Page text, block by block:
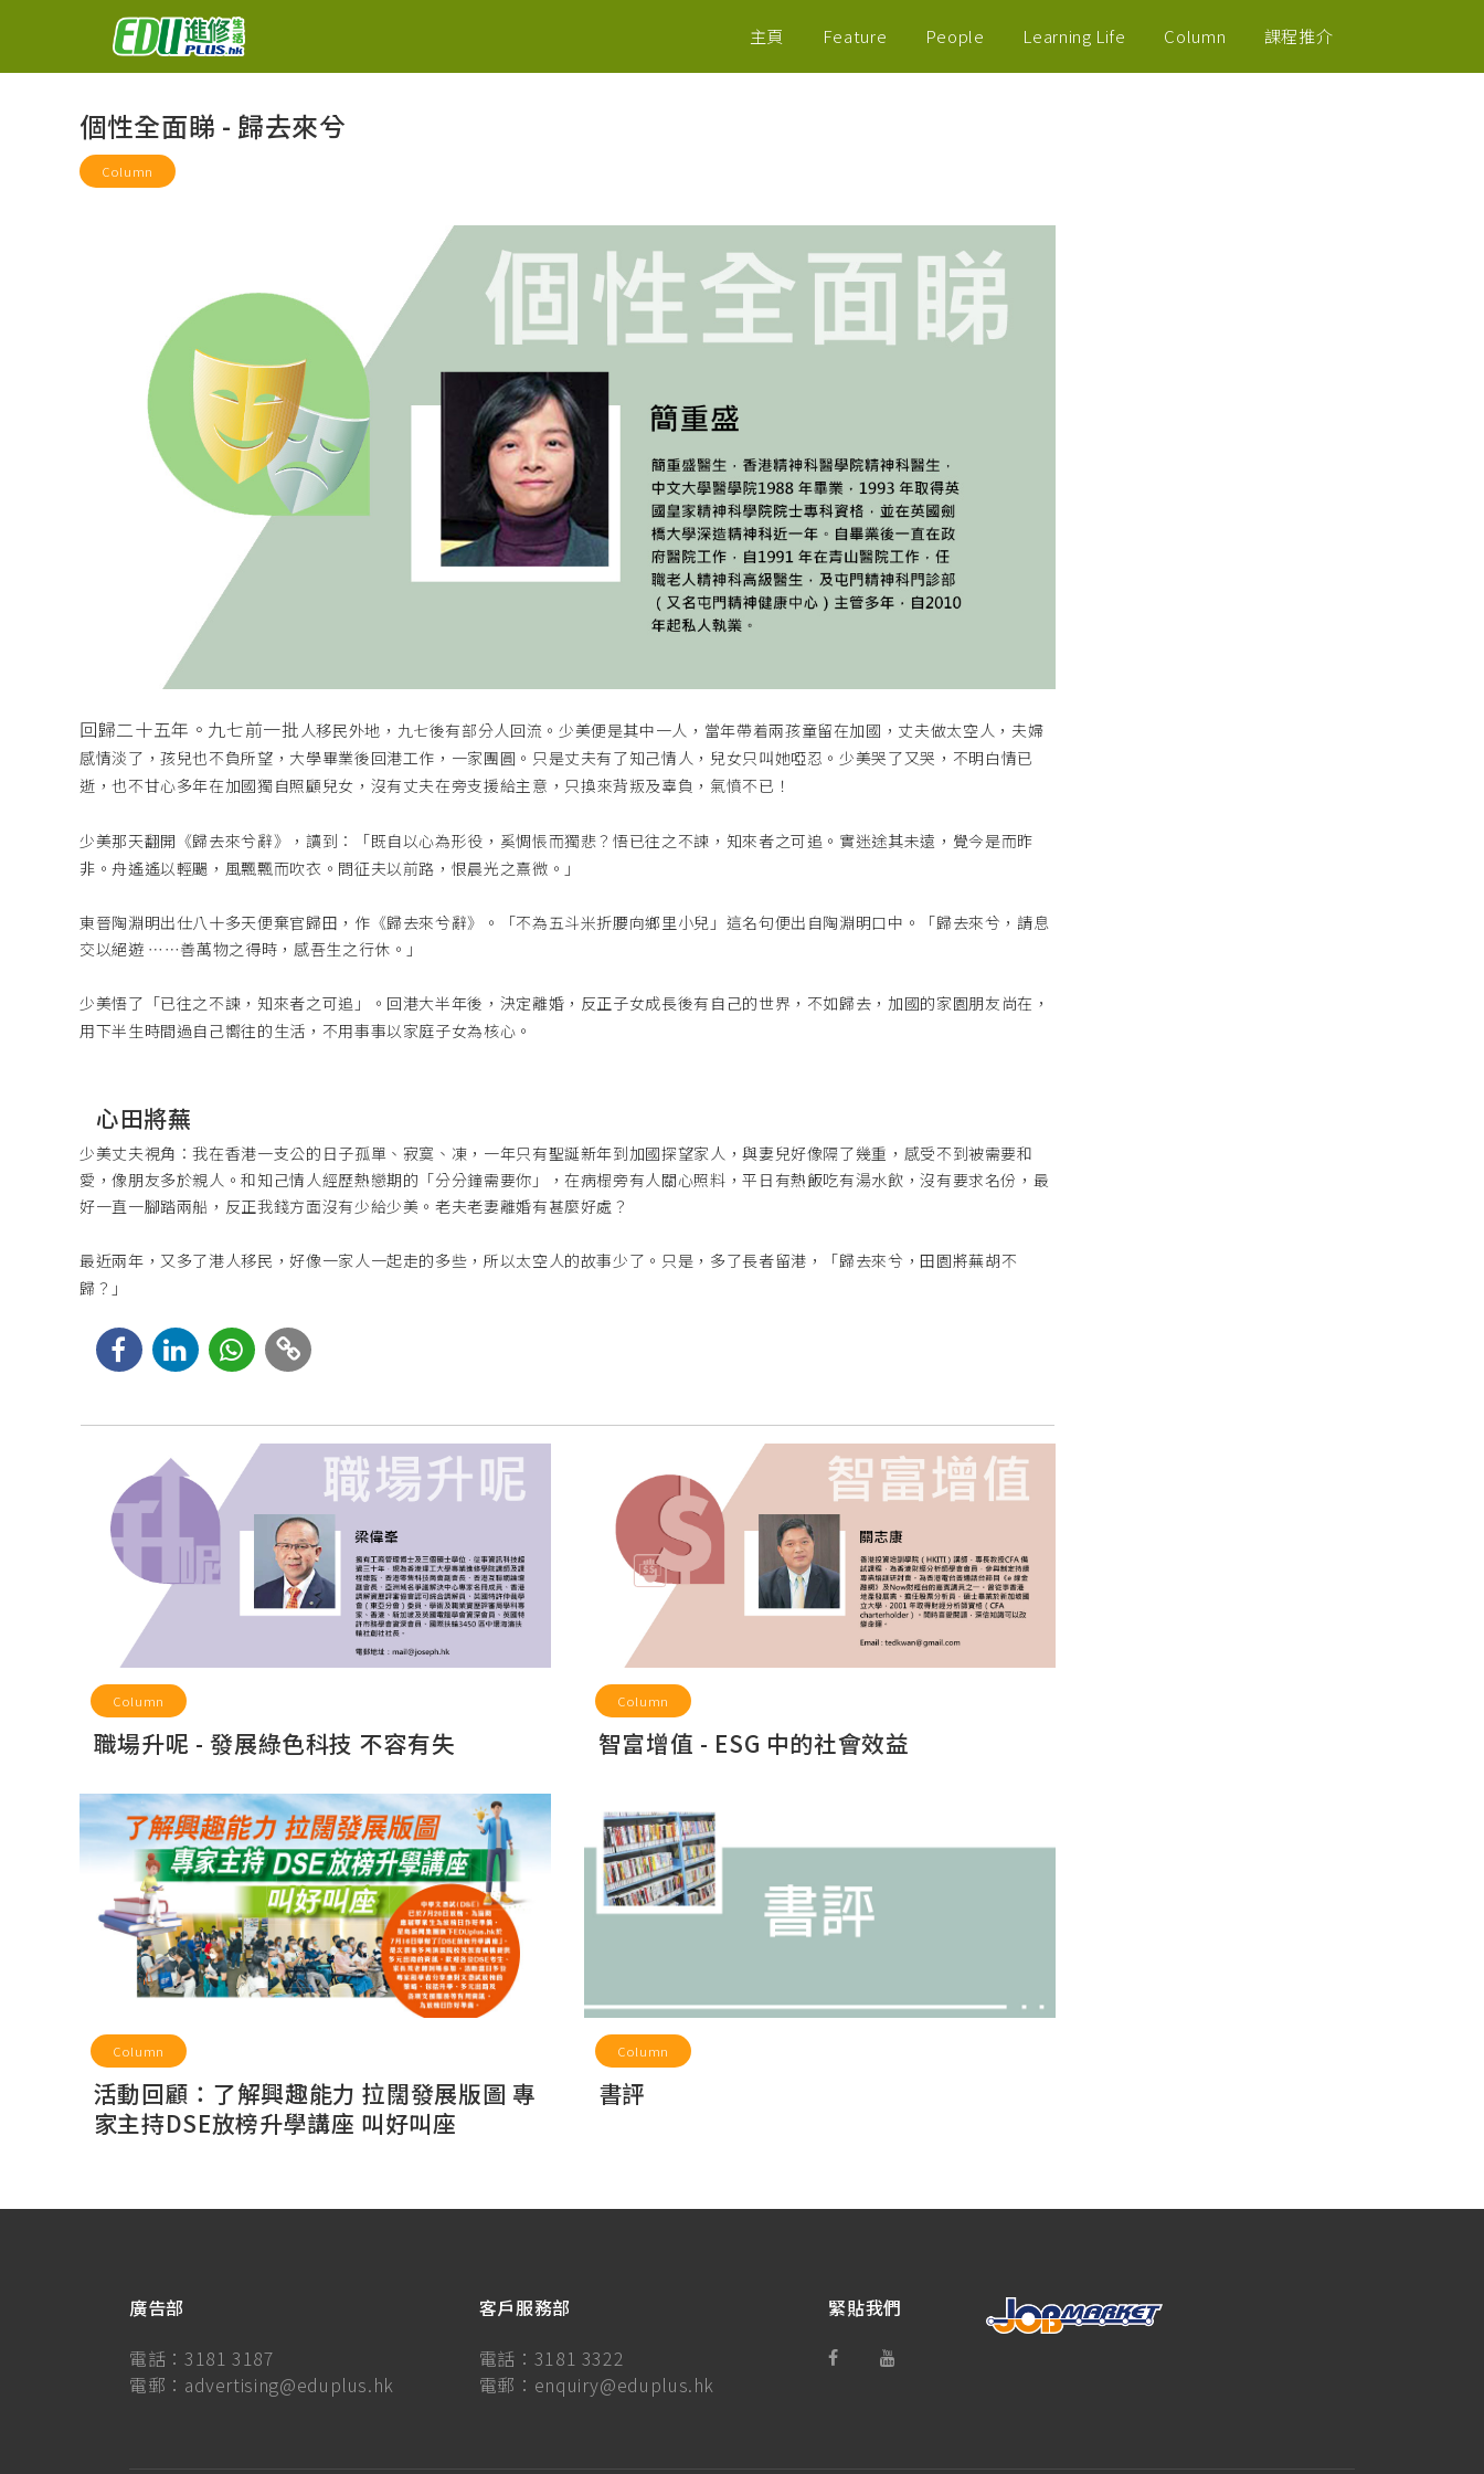
主頁 Feature People Learning Life Column 課程推介
個性全面睇 - 歸去來兮
Column
回歸二十五年。九七前一批 人移民外地，九七後有部分人回流。少美便是其中一人，當年帶着兩孩童留在加國，丈夫做太空 人，夫婦
感情淡了，孩兒也不負所望，大學畢業後回港工作，一家團圓。只是丈夫有了知己情 人，兒女只叫她啞忍。少美哭了又哭，不明白情已
逝，也不甘心多年在加國獨自照顧兒女，沒有丈夫在旁支援給主意，只換來背叛及辜負，氣憤不已！
少美那天翻開《歸去來兮辭》，讀到：「既自以心為形役，奚惆悵而獨悲？悟已往之不諫，知來者之可追。實迷途其未遠，覺今是而昨
非。舟遙遙以輕颺， 風飄飄而吹衣。問征夫以前路，恨晨光之熹微。」
東晉陶淵明出仕八十多天便棄官歸田，作《歸去來兮辭》。「不為五斗米折腰向鄉里小兒」這名句便出自陶淵明口中。「歸去來兮，請息
交以絕遊 ⋯⋯善萬物之得時，感吾生之行休。」
少美悟了「已往之不諫，知來者之可追」。回港大半年後，決定離婚，反正子女成長後有自己的世界， 不如歸去，加國的家園朋友尚在，
用下半生時間過自 己嚮往的生活，不用事事以家庭子女為核心。
心田將蕪
少美丈夫視角：我在香港一支公的日子孤單、寂寞、凍，一年只有聖誕新年到加國探望家人，與妻兒好像隔了幾重，感受不到被需要和
愛，像朋友多於親人。和知己情人經歷熱戀期的「分分鐘需要你」，在病榻旁有人關心照料，平日有熱飯吃有湯水飲，沒有要求名份，最
好一直一腳踏兩船，反正我錢方面沒有少給少美。老夫老妻離婚有甚麼好處？
最近兩年，又多了港人移民，好像一家人一起走的多些，所以太空人的故事少了。只是，多了長者留港，「歸去來兮，田園將蕪胡不
歸？」
Column
職場升呢 - 發展綠色科技 不容有失
Column
智富增值 - ESG 中的社會效益
Column
活動回顧：了解興趣能力 拉闊發展版圖 專
家主持DSE放榜升學講座 叫好叫座
Column
書評
廣告部
電話： 3181 3187
電郵： advertising@eduplus.hk
客戶服務部
電話： 3181 3322
電郵： enquiry@eduplus.hk
緊貼我們